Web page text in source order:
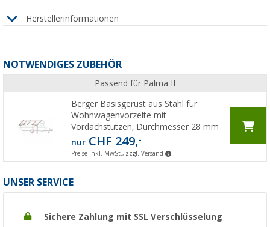
Herstellerinformationen
NOTWENDIGES ZUBEHÖR
Passend für Palma II
Berger Basisgerüst aus Stahl für
Wohnwagenvorzelte mit
Vordachstützen, Durchmesser 28 mm
nurCHF 249,-
Preise inkl. MwSt., zzgl. Versand
UNSER SERVICE
Sichere Zahlung mit SSL Verschlüsselung